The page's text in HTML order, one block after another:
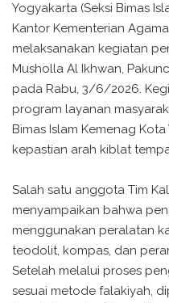
Yogyakarta (Seksi Bimas
Kantor Kementerian
melaksanakan kegiatan
Musholla Al Ikhwan,
pada Rabu, 3/6/2026.
program layanan
Bimas Islam Kemenag
kepastian arah kiblat
Salah satu anggota Tim
menyampaikan bahwa
menggunakan peralatan
teodolit, kompas, dan
Setelah melalui proses
sesuai metode falakiyah,